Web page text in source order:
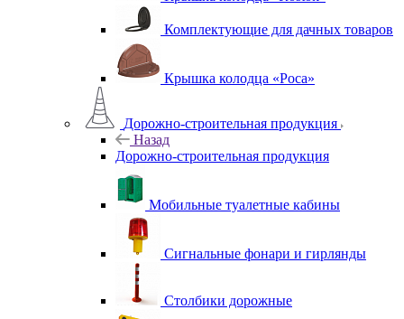
Комплектующие для дачных товаров
Крышка колодца «Роса»
Дорожно-строительная продукция
Назад
Дорожно-строительная продукция
Мобильные туалетные кабины
Сигнальные фонари и гирлянды
Столбики дорожные